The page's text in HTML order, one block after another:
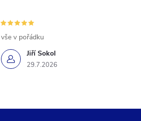
Jiří Sokol
29.7.2026
vše v pořádku